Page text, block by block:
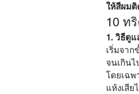
ให้สีผม
10 ท
1. วิธีดู
เริ่มจา
จนเกินไ
โดยเฉพ
แห้งเสีย